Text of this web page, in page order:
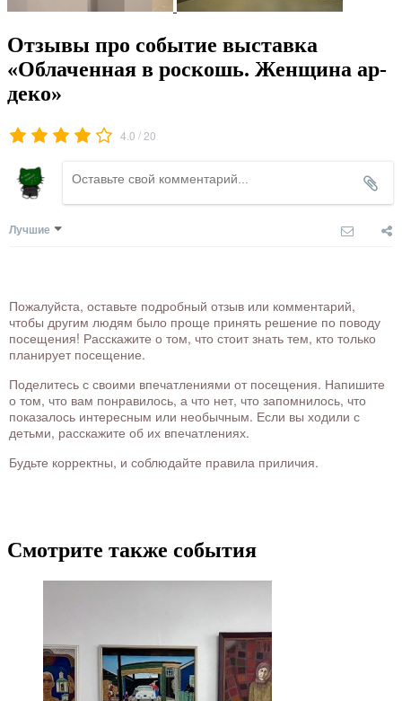
Отзывы про событие выставка
«Облаченная в роскошь. Женщина ар-
деко»
4.0 /20
Лучшие
Пожалуйста, оставьте подробный отзыв или комментарий,
чтобы другим людям было проще принять решение по поводу
посещения! Расскажите о том, что стоит знать тем, кто только
планирует посещение.
Поделитесь с своими впечатлениями от посещения. Напишите
о том, что вам понравилось, а что нет, что запомнилось, что
показалось интересным или необычным. Если вы ходили с
детьми, расскажите об их впечатлениях.
Будьте корректны, и соблюдайте правила приличия.
Смотрите также события